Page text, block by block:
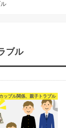
ブル
カップル関係、親子トラブル